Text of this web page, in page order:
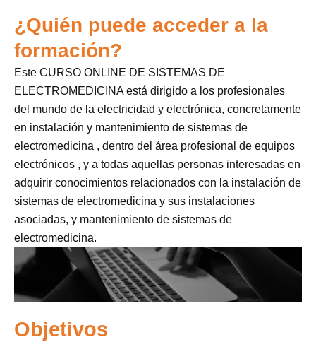
¿Quién puede acceder a la
formación?
Este CURSO ONLINE DE SISTEMAS DE
ELECTROMEDICINA está dirigido a los profesionales
del mundo de la electricidad y electrónica, concretamente
en instalación y mantenimiento de sistemas de
electromedicina , dentro del área profesional de equipos
electrónicos , y a todas aquellas personas interesadas en
adquirir conocimientos relacionados con la instalación de
sistemas de electromedicina y sus instalaciones
asociadas, y mantenimiento de sistemas de
electromedicina.
Objetivos